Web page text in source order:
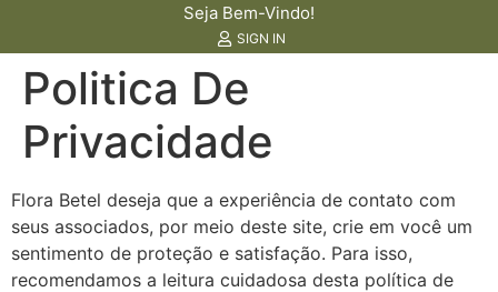
Seja Bem-Vindo!
SIGN IN
Politica De
Privacidade
Flora Betel deseja que a experiência de contato com
seus associados, por meio deste site, crie em você um
sentimento de proteção e satisfação. Para isso,
recomendamos a leitura cuidadosa desta política de